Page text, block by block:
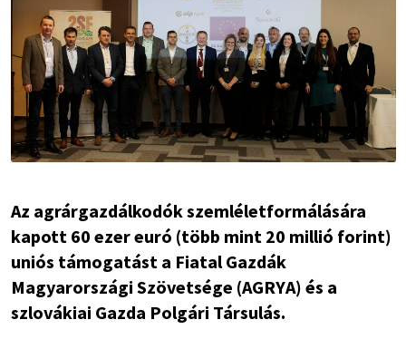
Az agrárgazdálkodók szemléletformálására
kapott 60 ezer euró (több mint 20 millió forint)
uniós támogatást a Fiatal Gazdák
Magyarországi Szövetsége (AGRYA) és a
szlovákiai Gazda Polgári Társulás.